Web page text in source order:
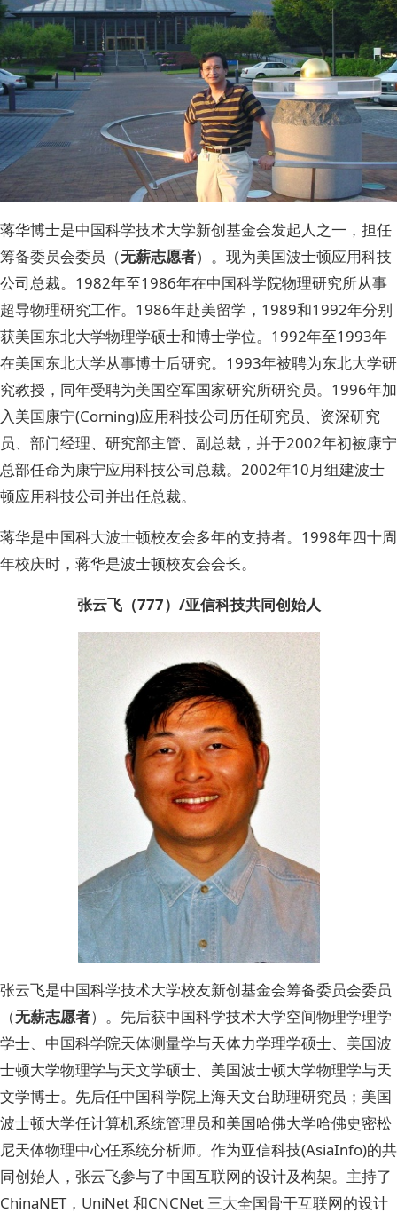
蒋华博士是中国科学技术大学新创基金会发起人之一，担任
筹备委员会委员（无薪志愿者）。现为美国波士顿应用科技
公司总裁。1982年至1986年在中国科学院物理研究所从事
超导物理研究工作。1986年赴美留学，1989和1992年分别
获美国东北大学物理学硕士和博士学位。1992年至1993年
在美国东北大学从事博士后研究。1993年被聘为东北大学研
究教授，同年受聘为美国空军国家研究所研究员。1996年加
入美国康宁(Corning)应用科技公司历任研究员、资深研究
员、部门经理、研究部主管、副总裁，并于2002年初被康宁
总部任命为康宁应用科技公司总裁。2002年10月组建波士
顿应用科技公司并出任总裁。
蒋华是中国科大波士顿校友会多年的支持者。1998年四十周
年校庆时，蒋华是波士顿校友会会长。
张云飞（777）/亚信科技共同创始人
张云飞是中国科学技术大学校友新创基金会筹备委员会委员
（无薪志愿者）。先后获中国科学技术大学空间物理学理学
学士、中国科学院天体测量学与天体力学理学硕士、美国波
士顿大学物理学与天文学硕士、美国波士顿大学物理学与天
文学博士。先后任中国科学院上海天文台助理研究员；美国
波士顿大学任计算机系统管理员和美国哈佛大学哈佛史密松
尼天体物理中心任系统分析师。作为亚信科技(AsiaInfo)的共
同创始人，张云飞参与了中国互联网的设计及构架。主持了
ChinaNET，UniNet 和CNCNet 三大全国骨干互联网的设计